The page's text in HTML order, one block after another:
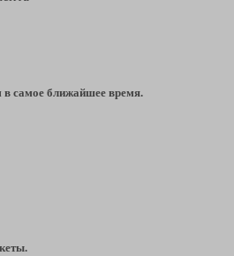
самое ближайшее время.